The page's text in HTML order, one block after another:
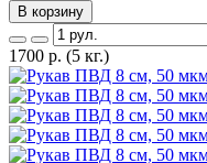
В корзину
1700 р. (5 кг.)